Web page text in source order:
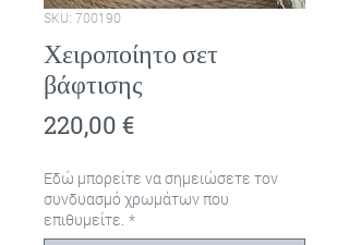
SKU: 700190
Χειροποίητο σετ
βάφτισης
220,00 €Τιμή
Εδώ μπορείτε να σημειώσετε τον
συνδυασμό χρωμάτων που
επιθυμείτε. *